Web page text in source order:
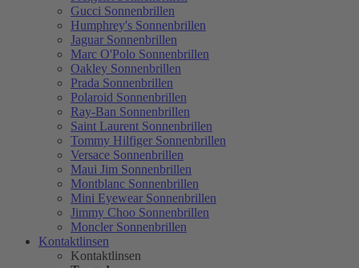
Gucci Sonnenbrillen
Humphrey's Sonnenbrillen
Jaguar Sonnenbrillen
Marc O'Polo Sonnenbrillen
Oakley Sonnenbrillen
Prada Sonnenbrillen
Polaroid Sonnenbrillen
Ray-Ban Sonnenbrillen
Saint Laurent Sonnenbrillen
Tommy Hilfiger Sonnenbrillen
Versace Sonnenbrillen
Maui Jim Sonnenbrillen
Montblanc Sonnenbrillen
Mini Eyewear Sonnenbrillen
Jimmy Choo Sonnenbrillen
Moncler Sonnenbrillen
Kontaktlinsen
Kontaktlinsen